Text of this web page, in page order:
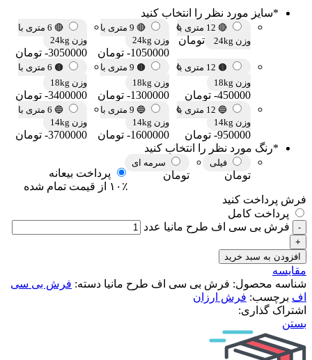
*سایز مورد نظر را انتخاب کنید
🔴 12 متری با
وزن 24kg
تومان
🔴 9 متری با
وزن 24kg
-1050000 تومان
🔴 6 متری با
وزن 24kg
-3050000 تومان
🟤 12 متری با
وزن 18kg
-450000 تومان
🟤 9 متری با
وزن 18kg
-1300000 تومان
🟤 6 متری با
وزن 18kg
-3400000 تومان
🔵 12 متری با
وزن 14kg
-950000 تومان
🔵 9 متری با
وزن 14kg
-1600000 تومان
🔵 6 متری با
وزن 14kg
-3700000 تومان
*رنگ مورد نظر را انتخاب کنید
فیلی
تومان
سرمه ای
تومان
پرداخت بیعانه
۱۰٪ از قیمت تمام شده
فرش پرداخت کنید
پرداخت کامل
فرش بی سی اف طرح مانیا عدد
افزودن به سبد خرید
مقایسه
شناسه محصول: فرش بی سی اف طرح مانیا دسته: فرش بی سی
اف برچسب: فرش ارزان
اشتراک گذاری:
بستن